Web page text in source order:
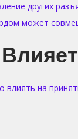
других
может
на